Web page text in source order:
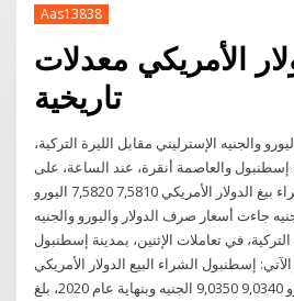
Aas13838
الأمريكي معدلات
تاريخية
والجنيه الإسترليني مقابل الليرة التركية،
إسطنبول والعاصمة أنقرة، عند الساعة، على
النحو الآتي: إسطنبول شراء بيغ الدولار الأمريكي 7,5810 7,5820 اليورو
9,2570 الجنيه جاءت أسعار صرف الدولار واليورو والجنيه
في تعاملات الإثنين، بمدينة إسطنبول
إسطنبول الشراء البيع الدولار الأمريكي
7,3790 7,3800 اليورو 9,0340 9,0350 الجنيه وبنهاية عام 2020، بلغ